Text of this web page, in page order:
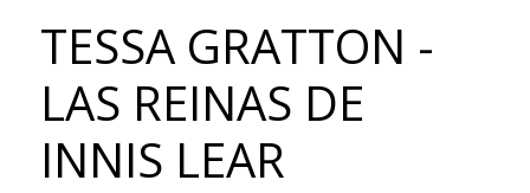
TESSA GRATTON -
LAS REINAS DE
INNIS LEAR